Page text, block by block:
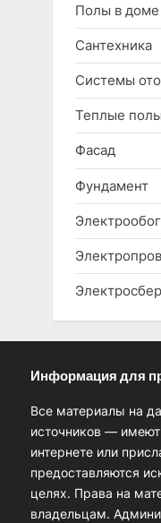
Полы в доме
Сантехника
Системы
Теплые полы
Фасад
Фундамент
Информация для
Все материалы на
источников —
интернете или
предоставляются
целях. Права на
владельцам.